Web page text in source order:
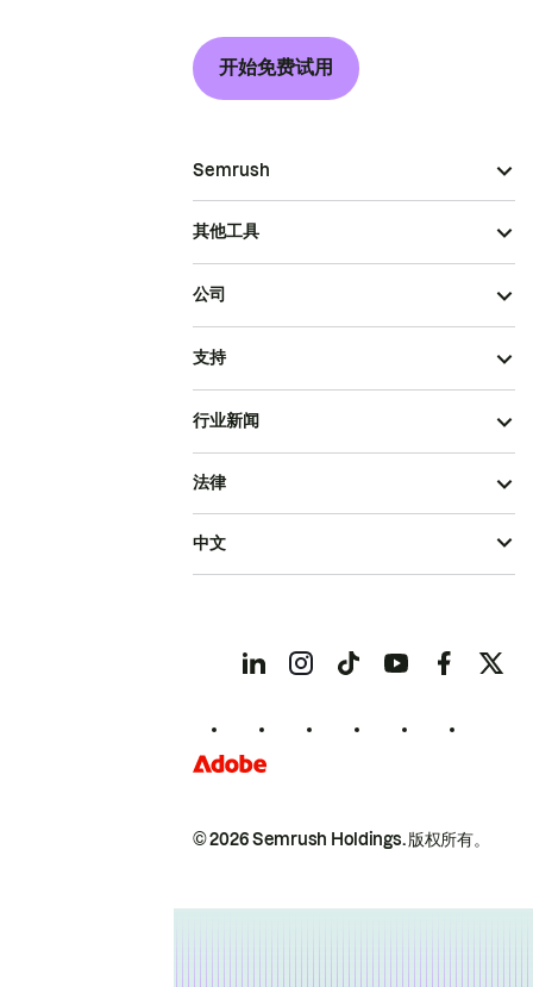
开始免费试用
Semrush
其他工具
公司
支持
行业新闻
© 2026 Semrush Holdings.版权所有。
法律
中文